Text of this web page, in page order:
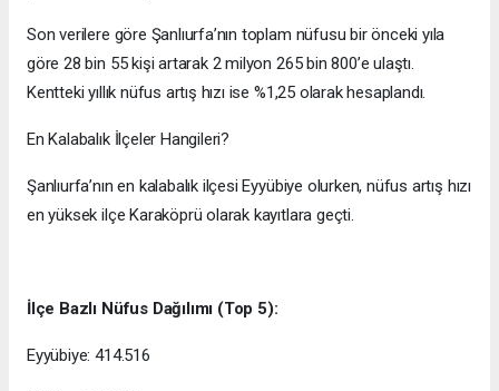
Son verilere göre Şanlıurfa’nın toplam nüfusu bir önceki yıla
göre 28 bin 55 kişi artarak 2 milyon 265 bin 800’e ulaştı.
Kentteki yıllık nüfus artış hızı ise %1,25 olarak hesaplandı.
En Kalabalık İlçeler Hangileri?
Şanlıurfa’nın en kalabalık ilçesi Eyyübiye olurken, nüfus artış hızı
en yüksek ilçe Karaköprü olarak kayıtlara geçti.
İlçe Bazlı Nüfus Dağılımı (Top 5):
Eyyübiye: 414.516